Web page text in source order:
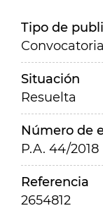
Tipo de
Situación
Resuelta
Número de
P.A. 44/2018
Referencia
2654812